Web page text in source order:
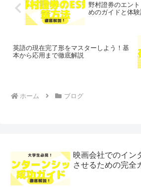
野村證券のエン
めのガイドと体験
英語の現在完了形をマスターしよう！基
本から応用まで徹底解説
ホーム ブログ
映画会社でのイン
させるための完全